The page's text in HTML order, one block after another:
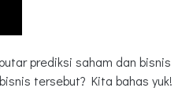
prediksi saham dan bisnis
tersebut? Kita bahas yuk!